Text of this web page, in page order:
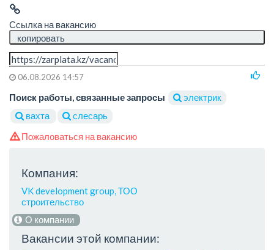
Ссылка на вакансию
копировать
06.08.2026 14:57
Поиск работы, связанные запросы
электрик
вахта
слесарь
Пожаловаться на вакансию
Компания:
VK development group, ТОО
строительство
О компании
Вакансии этой компании: